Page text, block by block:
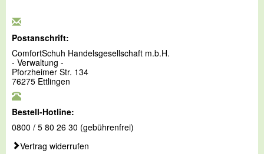
Postanschrift:
ComfortSchuh Handelsgesellschaft m.b.H.
- Verwaltung -
Pforzheimer Str. 134
76275 Ettlingen
Bestell-Hotline:
0800 / 5 80 26 30 (gebührenfrei)
Vertrag widerrufen